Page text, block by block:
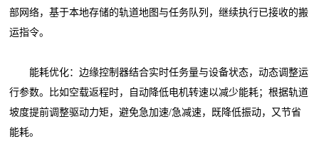
部网络，基于本地存储的轨道地图与任务队列，继续执行已接收的搬
运指令。
能耗优化：边缘控制器结合实时任务量与设备状态，动态调整运
行参数。比如空载返程时，自动降低电机转速以减少能耗；根据轨道
坡度提前调整驱动力矩，避免急加速/急减速，既降低振动，又节省
能耗。